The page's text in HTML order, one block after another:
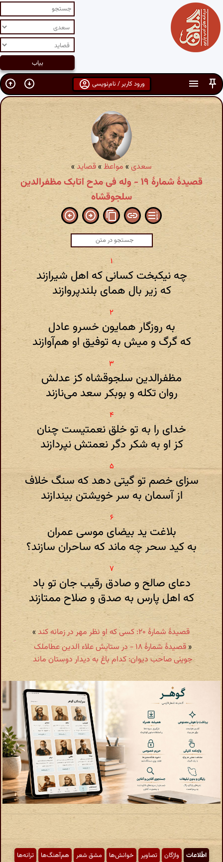
ورود کاربر / نام‌نویسی
سعدی» مواعظ»قصاید»
قصیدهٔ شمارهٔ ۱۹ - وله فی مدح اتابک مظفرالدین
سلجوقشاه
چه نیکبخت کسانی که اهل شیرازند
که زیر بال همای بلندپروازند
به روزگار همایون خسرو عادل
که گرگ و میش به توفیق او هم‌آوازند
مظفرالدین سلجوقشاه کز عدلش
روان تکله و بوبکر سعد می‌نازند
خدای را به تو خلق نعمتیست چنان
کز او به شکر دگر نعمتش نپردازند
سزای خصم تو گیتی دهد که سنگ خلاف
از آسمان به سر خویشتن بیندازند
بلاغت ید بیضای موسی عمران
به کید سحر چه ماند که ساحران سازند؟
دعای صالح و صادق رقیب جان تو باد
که اهل پارس به صدق و صلاح ممتازند
قصیدهٔ شمارهٔ ۲۰: کسی که او نظر مهر در زمانه کند
»
«
قصیدهٔ شمارهٔ ۱۸ - در ستایش علاء الدین عطاملک
جوینی صاحب دیوان: کدام باغ به دیدار دوستان ماند
اطّلاعات واژگان تصاویر خوانش‌ها مشق شعر هم‌آهنگ‌ها
ترانه‌ها